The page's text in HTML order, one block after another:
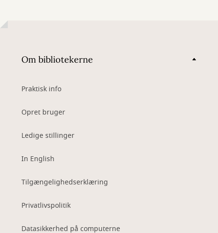
Om bibliotekerne
Praktisk info
Opret bruger
Ledige stillinger
In English
Tilgængelighedserklæring
Privatlivspolitik
Datasikkerhed på computerne